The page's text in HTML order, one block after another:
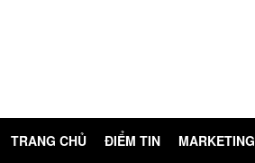
TRANG CHỦ ĐIỂM TIN MARKETING